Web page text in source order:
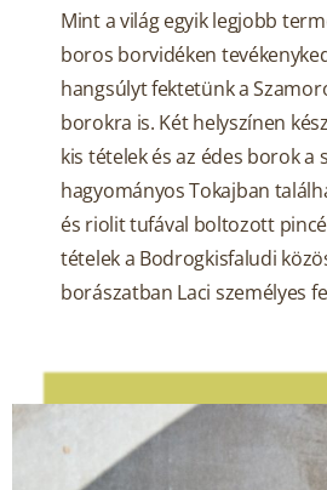
Mint a világ egyik legjobb
boros borvidéken
hangsúlyt fektetünk a
borokra is. Két helyszínen
kis tételek és az édes borok a
hagyományos Tokajban
és riolit tufával boltozott
tételek a Bodrogkisfaludi
borászatban Laci személyes